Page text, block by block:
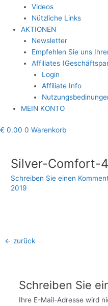
Videos
Nützliche Links
AKTIONEN
Newsletter
Empfehlen Sie uns
Affiliates
Login
Affiliate Info
MEIN KONTO
€ 0.00 0 Warenkorb
Silver-Comfort-4
Schreiben Sie einen
2019
← zurück
Schreiben Sie
Ihre E-Mail-Adresse wird